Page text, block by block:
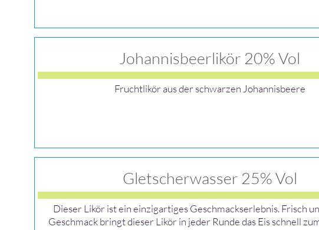
Johannisbeerlikör 20% Vol
Fruchtlikör aus der schwarzen Johannisbeere
Gletscherwasser 25% Vol
Dieser Likör ist ein einzigartiges Geschmackserlebnis. Frisch
Geschmack bringt dieser Likör in jeder Runde das Eis schnell